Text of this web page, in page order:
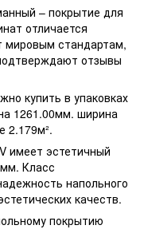
– покрытие для
отличается
мировым стандартам,
отзывы
купить в упаковках
1261.00мм. ширина
2.179м².
имеет эстетичный
Класс
напольного
качеств.
покрытию